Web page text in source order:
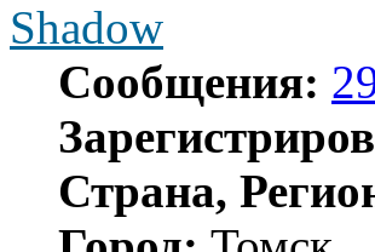
Shadow
Сообщения:
Страна,